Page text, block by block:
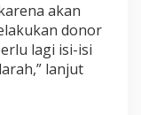
akan
donor
lagi isi-isi
lanjut